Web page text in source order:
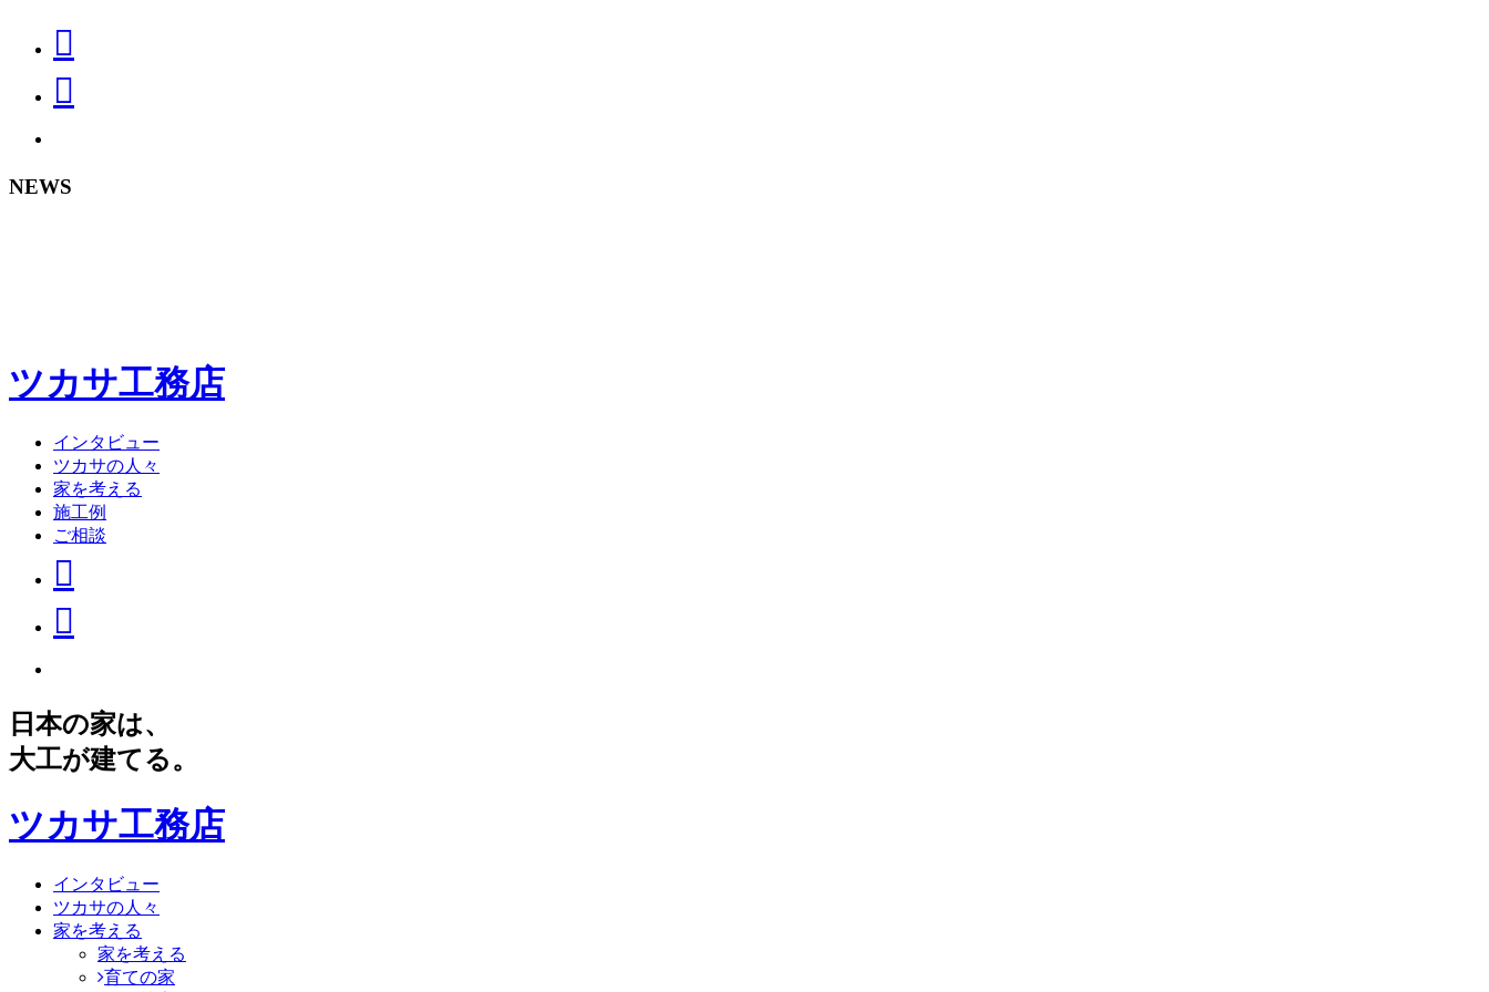
NEWS
ツカサ工務店
インタビュー
ツカサの人々
家を考える
施工例
ご相談
日本の家は、
大工が建てる。
ツカサ工務店
インタビュー
ツカサの人々
家を考える
家を考える
育ての家